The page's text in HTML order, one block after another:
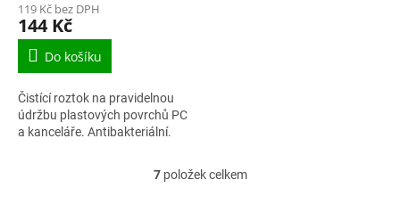
119 Kč bez DPH
144 Kč
Do košíku
Čistící roztok na pravidelnou
údržbu plastových povrchů PC
a kanceláře. Antibakteriální.
O
7položek celkem